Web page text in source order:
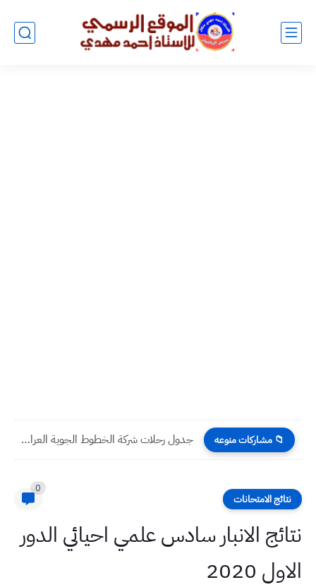
📁 مشاركات منوعه جدول رحلات شركة الخطوط الجوية العراقية اليوم الاثنين 23 -...
نتائج الامتحانات
0
نتائج الانبار سادس علمي احيائي الدور
الاول 2020